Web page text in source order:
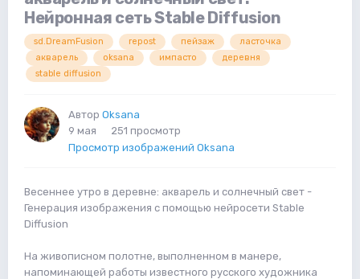
Нейронная сеть Stable Diffusion
sd.DreamFusion repost пейзаж
ласточка
акварель
oksana импасто
деревня
stable diffusion
Автор Oksana
9 мая
251 просмотр
Просмотр изображений Oksana
Весеннее утро в деревне: акварель и солнечный свет -
Генерация изображения с помощью нейросети Stable
Diffusion
На живописном полотне, выполненном в манере,
напоминающей работы известного русского художника